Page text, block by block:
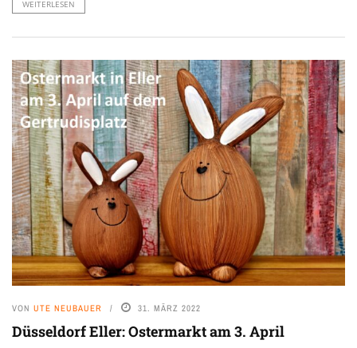
WEITERLESEN
VON UTE NEUBAUER 31. MÄRZ 2022
Düsseldorf Eller: Ostermarkt am 3. April